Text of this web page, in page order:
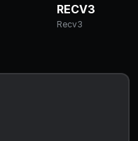
RECV3
Recv3